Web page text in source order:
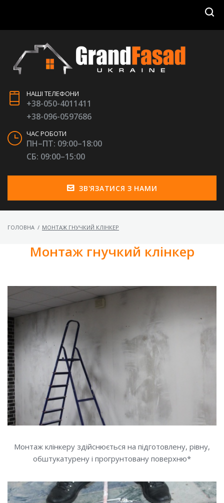
НАШІ ТЕЛЕФОНИ
+38-050-4011411
+38-096-0597686
ЧАС РОБОТИ
ПН–ПТ: 09:00–18:00
СБ: 09:00–15:00
ЗВ'ЯЗАТИСЯ З НАМИ
ГОЛОВНА / МОНТАЖ ГНУЧКИЙ КЛІНКЕР
Монтаж гнучкий клінкер
Монтаж клінкеру здійснюється на підготовлену, рівну,
обштукатурену і прогрунтовану поверхню*